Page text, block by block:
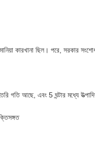
কারখানা ছিল। পরে, সরকার
গতি আছে, এবং 5 ঘন্টার মধ্যে